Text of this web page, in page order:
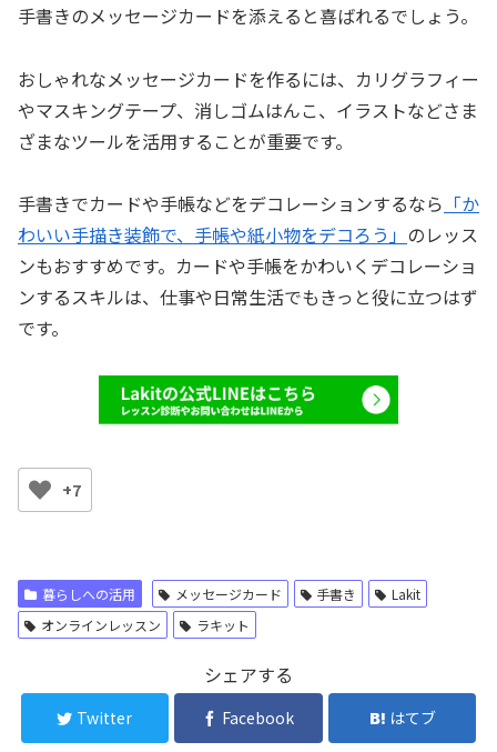
手書きのメッセージカードを添えると喜ばれるでしょう。
おしゃれなメッセージカードを作るには、カリグラフィー
やマスキングテープ、消しゴムはんこ、イラストなどさま
ざまなツールを活用することが重要です。
手書きでカードや手帳などをデコレーションするなら 「か
わいい手描き装飾で、手帳や紙小物をデコろう」 のレッス
ンもおすすめです。カードや手帳をかわいくデコレーショ
ンするスキルは、仕事や日常生活でもきっと役に立つはず
です。
+7
暮らしへの活用 メッセージカード 手書き
Lakit
オンラインレッスン
ラキット
シェアする
Twitter Facebook はてブ